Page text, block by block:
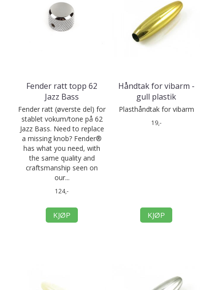
Fender ratt topp 62
Jazz Bass
Fender ratt (øverste del) for
stablet vokum/tone på 62
Jazz Bass. Need to replace
a missing knob? Fender®
has what you need, with
the same quality and
craftsmanship seen on
our...
124,-
KJØP
Håndtak for vibarm -
gull plastik
Plasthåndtak for vibarm
19,-
KJØP